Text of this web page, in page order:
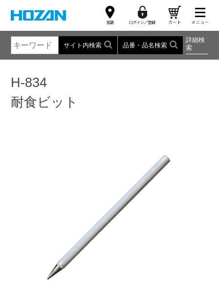
サイト内検索 品番・品名検索
詳細検
索
H-834
耐食ビット